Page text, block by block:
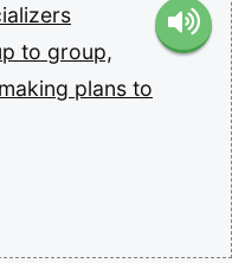
to group,
making plans to